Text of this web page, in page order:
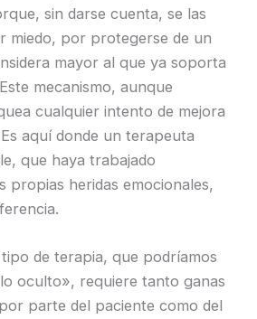
sin darse cuenta, se las
miedo, por protegerse de un
mayor al que ya soporta
mecanismo, aunque
cualquier intento de mejora
aquí donde un terapeuta
que haya trabajado
propias heridas emocionales,
de terapia, que podríamos
oculto», requiere tanto ganas
parte del paciente como del